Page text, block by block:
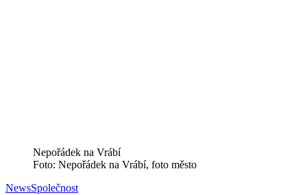
Nepořádek na Vrábí
Foto: Nepořádek na Vrábí, foto město
NewsSpolečnost